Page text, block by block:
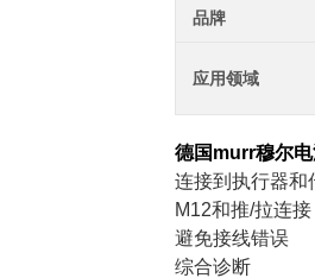
品牌
应用领域
德国murr穆尔
连接到执行器和
M12和推/拉连接
避免接线错误
综合诊断